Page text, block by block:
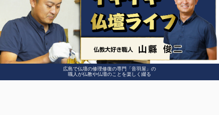
広島で仏壇の修理修復の専門「音羽屋」の
職人が仏教や仏壇のことを楽しく綴る